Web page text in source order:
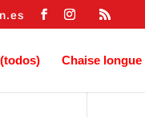
Chaise longue